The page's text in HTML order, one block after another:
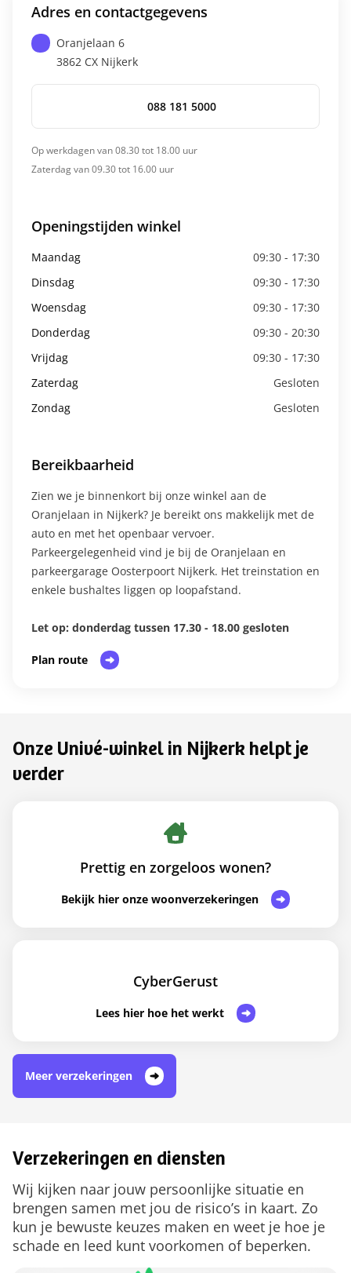
Adres en contactgegevens
Oranjelaan 6
3862 CX Nijkerk
088 181 5000
Op werkdagen van 08.30 tot 18.00 uur
Zaterdag van 09.30 tot 16.00 uur
Openingstijden winkel
Maandag
09:30 - 17:30
Dinsdag
09:30 - 17:30
Woensdag
09:30 - 17:30
Donderdag
09:30 - 20:30
Vrijdag
09:30 - 17:30
Zaterdag
Gesloten
Zondag
Gesloten
Bereikbaarheid
Zien we je binnenkort bij onze winkel aan de
Oranjelaan in Nijkerk? Je bereikt ons makkelijk met de
auto en met het openbaar vervoer.
Parkeergelegenheid vind je bij de Oranjelaan en
parkeergarage Oosterpoort Nijkerk. Het treinstation en
enkele bushaltes liggen op loopafstand.
Let op: donderdag tussen 17.30 - 18.00 gesloten
Plan route
Onze Univé-winkel in Nijkerk helpt je
verder
Prettig en zorgeloos wonen?
Bekijk hier onze woonverzekeringen
CyberGerust
Lees hier hoe het werkt
Meer verzekeringen
Verzekeringen en diensten
Wij kijken naar jouw persoonlijke situatie en
brengen samen met jou de risico’s in kaart. Zo
kun je bewuste keuzes maken en weet je hoe je
schade en leed kunt voorkomen of beperken.